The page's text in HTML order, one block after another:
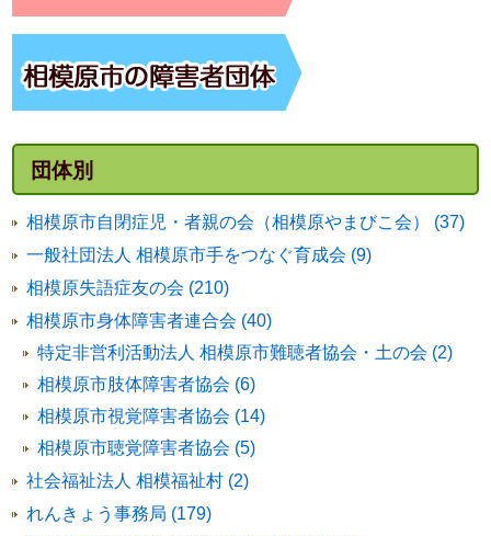
団体別
相模原市自閉症児・者親の会（相模原やまびこ会） (37)
一般社団法人 相模原市手をつなぐ育成会 (9)
相模原失語症友の会 (210)
相模原市身体障害者連合会 (40)
特定非営利活動法人 相模原市難聴者協会・土の会 (2)
相模原市肢体障害者協会 (6)
相模原市視覚障害者協会 (14)
相模原市聴覚障害者協会 (5)
社会福祉法人 相模福祉村 (2)
れんきょう事務局 (179)